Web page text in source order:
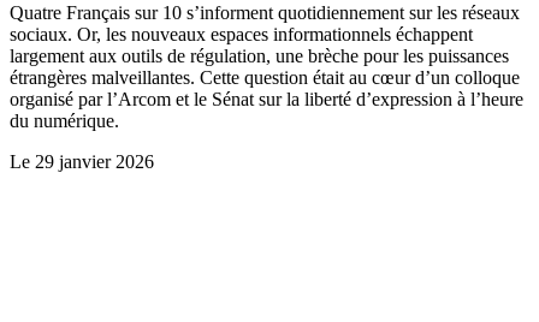
Quatre Français sur 10 s’informent quotidiennement sur les réseaux
sociaux. Or, les nouveaux espaces informationnels échappent
largement aux outils de régulation, une brèche pour les puissances
étrangères malveillantes. Cette question était au cœur d’un colloque
organisé par l’Arcom et le Sénat sur la liberté d’expression à l’heure
du numérique.
Le 29 janvier 2026